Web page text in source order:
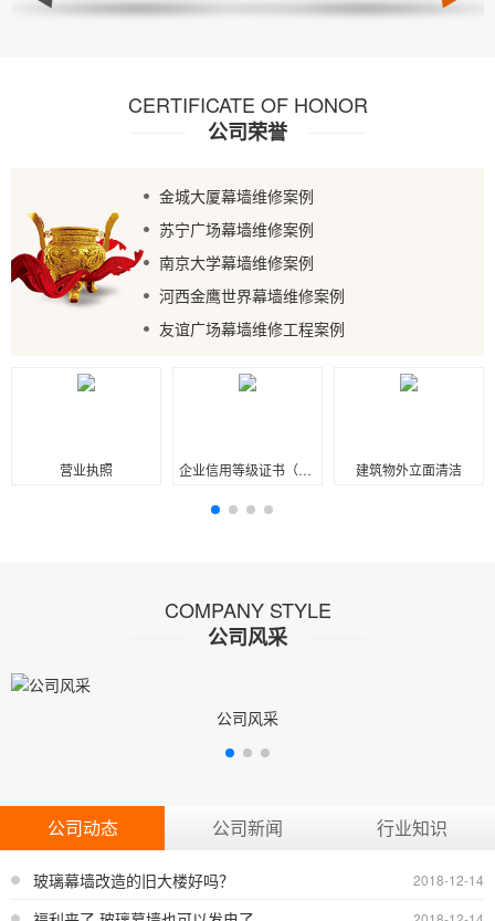
CERTIFICATE OF HONOR
公司荣誉
金城大厦幕墙维修案例
苏宁广场幕墙维修案例
南京大学幕墙维修案例
河西金鹰世界幕墙维修案例
友谊广场幕墙维修工程案例
营业执照 企业信用等级证书（正本） 建筑物外立面清洁
COMPANY STYLE
公司风采
公司风采
公司动态 公司新闻 行业知识
2018-12-14
玻璃幕墙改造的旧大楼好吗？